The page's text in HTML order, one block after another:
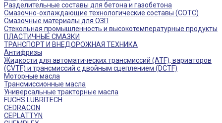
Разделительные составы для бетона и газобетона
Смазочно-охлаждающие технологические составы (СОТС)
Смазочные материалы для ОЗП
Стекольная промышленность и высокотемпературные продукты
ПЛАСТИЧНЫЕ СМАЗКИ
ТРАНСПОРТ И ВНЕДОРОЖНАЯ ТЕХНИКА
Антифризы
Жидкости для автоматических трансмиссий (ATF), вариаторов
(CVTF) и трансмиссий с двойным сцеплением (DCTF)
Моторные масла
Трансмиссионные масла
Универсальные тракторные масла
FUCHS LUBRITECH
CEDRACON
CEPLATTYN